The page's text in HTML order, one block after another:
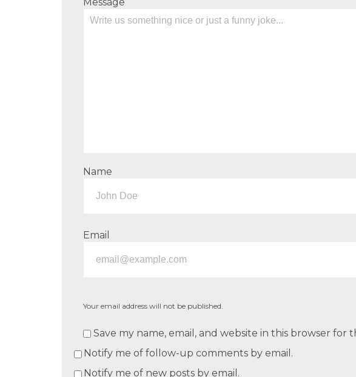
Name
Email
Your email address will not be published.
Save my name, email, and website in this browser for
Notify me of follow-up comments by email.
Notify me of new posts by email.